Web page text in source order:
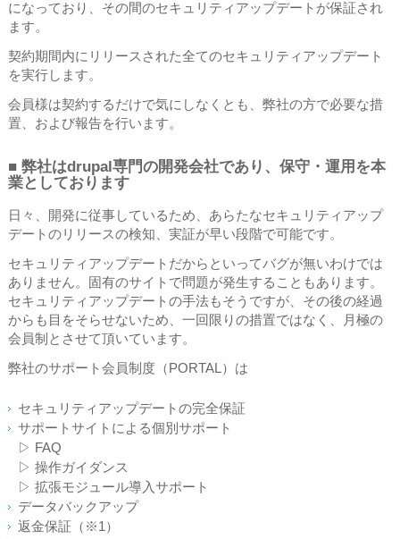
になっており、その間のセキュリティアップデートが保証され
ます。
契約期間内にリリースされた全てのセキュリティアップデート
を実行します。
会員様は契約するだけで気にしなくとも、弊社の方で必要な措
置、および報告を行います。
■ 弊社はdrupal専門の開発会社であり、保守・運用を本
業としております
日々、開発に従事しているため、あらたなセキュリティアップ
デートのリリースの検知、実証が早い段階で可能です。
セキュリティアップデートだからといってバグが無いわけでは
ありません。固有のサイトで問題が発生することもあります。
セキュリティアップデートの手法もそうですが、その後の経過
からも目をそらせないため、一回限りの措置ではなく、月極の
会員制とさせて頂いています。
弊社のサポート会員制度（PORTAL）は
セキュリティアップデートの完全保証
サポートサイトによる個別サポート
▷ FAQ
▷ 操作ガイダンス
▷ 拡張モジュール導入サポート
データバックアップ
返金保証（※1）